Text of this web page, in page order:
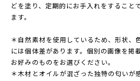
どを塗り、定期的にお手入れをすること
ます。
＊自然素材を使用しているため、形状、
には個体差があります。個別の画像を掲
お好みのものをお選びください。
＊木材とオイルが混ざった独特の匂いが